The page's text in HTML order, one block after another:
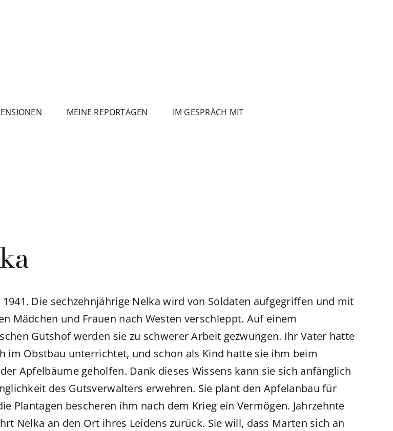
MEINE REPORTAGEN IM GESPRÄCH MIT
1941. Die sechzehnjährige Nelka wird von Soldaten aufgegriffen und mit
Mädchen und Frauen nach Westen verschleppt. Auf einem
Gutshof werden sie zu schwerer Arbeit gezwungen. Ihr Vater hatte
im Obstbau unterrichtet, und schon als Kind hatte sie ihm beim
Apfelbäume geholfen. Dank dieses Wissens kann sie sich anfänglich
des Gutsverwalters erwehren. Sie plant den Apfelanbau für
Plantagen bescheren ihm nach dem Krieg ein Vermögen. Jahrzehnte
Nelka an den Ort ihres Leidens zurück. Sie will, dass Marten sich an